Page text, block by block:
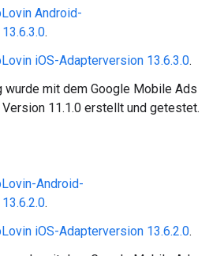
Android-
.
iOS-Adapterversion 13.6.3.0.
wurde mit dem Google Mobile Ads
11.1.0 erstellt und getestet.
Android-
.
iOS-Adapterversion 13.6.2.0.